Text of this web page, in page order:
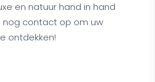
en natuur hand in hand
nog contact op om uw
ontdekken!